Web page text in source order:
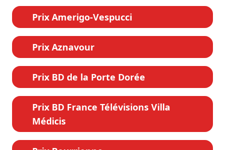
Prix Amerigo-Vespucci
Prix Aznavour
Prix BD de la Porte Dorée
Prix BD France Télévisions Villa
Médicis